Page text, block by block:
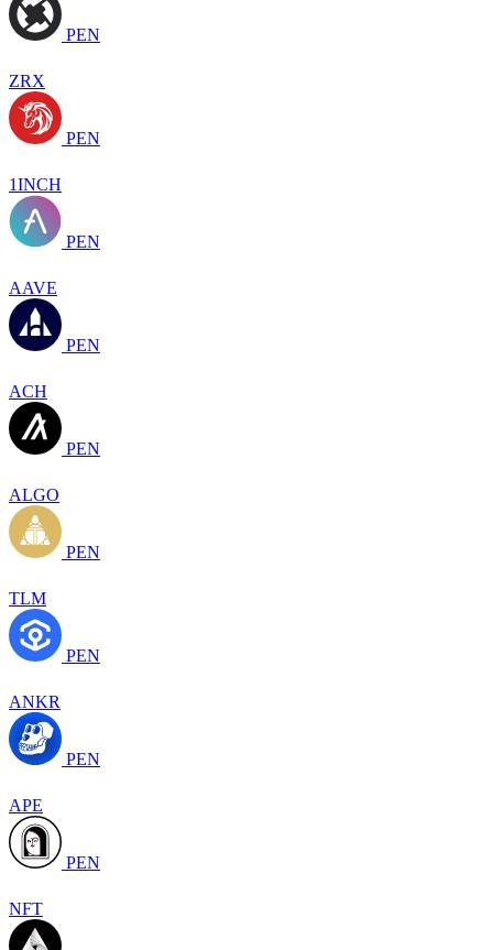
PEN
ZRX
PEN
1INCH
PEN
AAVE
PEN
ACH
PEN
ALGO
PEN
TLM
PEN
ANKR
PEN
APE
PEN
NFT